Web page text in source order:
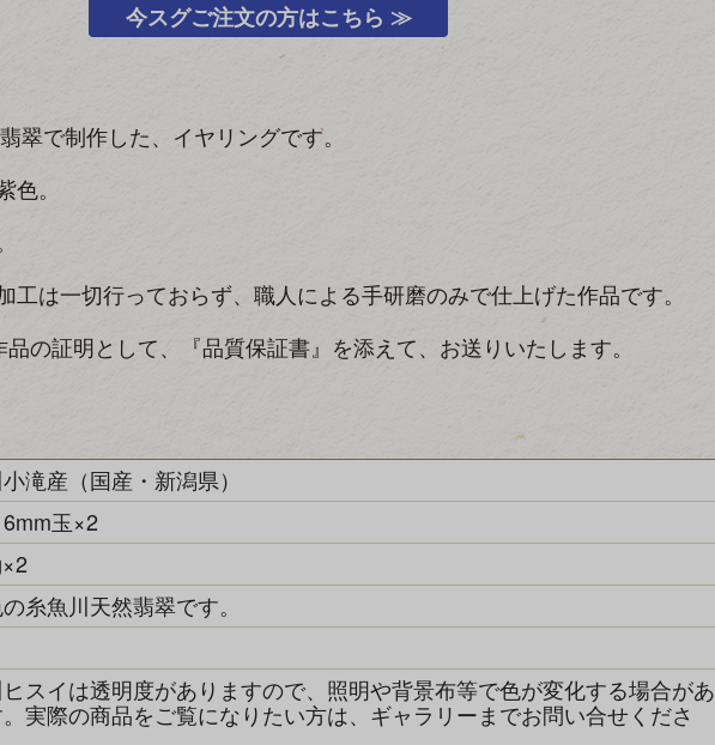
今スグご注文の方はこちら ≫
翠で制作した、イヤリングです。
。
工は一切行っておらず、職人による手研磨のみで仕上げた作品です。
の証明として、『品質保証書』を添えて、お送りいたします。
滝産（国産・新潟県）
玉×2
糸魚川天然翡翠です。
スイは透明度がありますので、照明や背景布等で色が変化する場合があ
実際の商品をご覧になりたい方は、ギャラリーまでお問い合せくださ